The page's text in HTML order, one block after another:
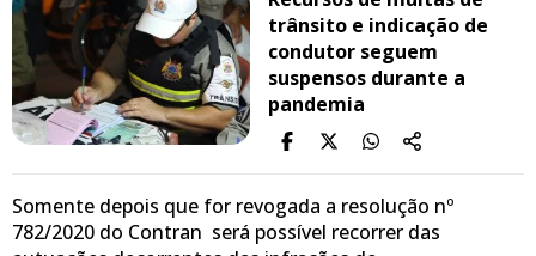
trânsito e indicação de
condutor seguem
suspensos durante a
pandemia
Somente depois que for revogada a resolução nº
782/2020 do Contran será possível recorrer das